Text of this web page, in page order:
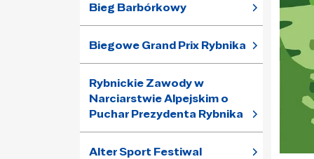
Bieg Barbórkowy
Biegowe Grand Prix Rybnika
Rybnickie Zawody w
Narciarstwie Alpejskim o
Puchar Prezydenta Rybnika
Alter Sport Festiwal